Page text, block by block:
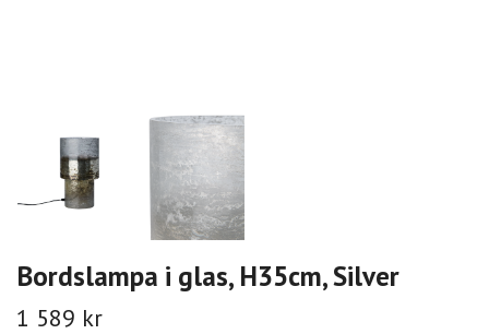
Bordslampa i glas, H35cm, Silver
1 589 kr